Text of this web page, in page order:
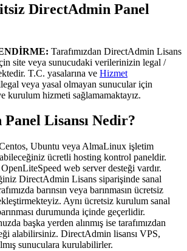
DirectAdmin Panel
Tarafımızdan DirectAdmin Lisans
site veya sunucudaki verilerinizin legal /
T.C. yasalarına ve Hizmet
veya yasal olmayan sunucular için
kurulum hizmeti sağlamamaktayız.
Lisansı Nedir?
Ubuntu veya AlmaLinux işletim
ücretli hosting kontrol paneldir.
web server desteği vardır.
DirectAdmin Lisans siparişinde sanal
barınsın veya barınmasın ücretsiz
Aynı ücretsiz kurulum sanal
durumunda içinde geçerlidir.
başka yerden alınmış ise tarafımızdan
alabilirsiniz. DirectAdmin lisansı VPS,
sunuculara kurulabilirler.